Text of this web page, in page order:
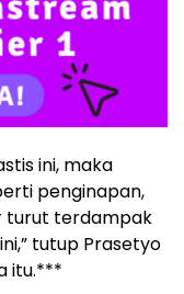
ini, maka
penginapan,
turut terdampak
tutup Prasetyo
itu.***